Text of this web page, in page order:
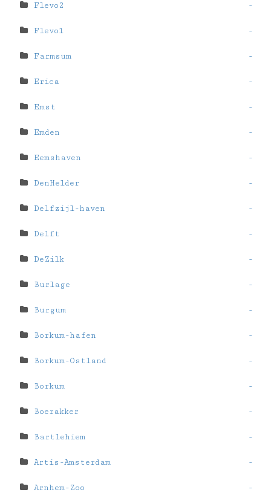
Flevo2 -
Flevo1 -
Farmsum -
Erica -
Emst -
Emden -
Eemshaven -
DenHelder -
Delfzijl-haven -
Delft -
DeZilk -
Burlage -
Burgum -
Borkum-hafen -
Borkum-Ostland -
Borkum -
Boerakker -
Bartlehiem -
Artis-Amsterdam -
Arnhem-Zoo -